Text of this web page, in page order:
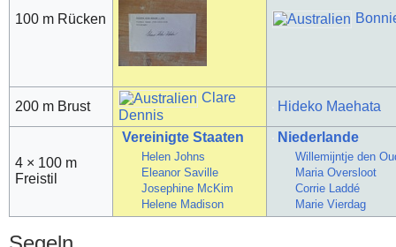
100 m Rücken
200 m Brust
Clare
Dennis
Hideko Maehata
4 × 100 m
Freistil
Vereinigte Staaten
Helen Johns
Eleanor Saville
Josephine McKim
Helene Madison
Niederlande
Willemijntje den
Maria Oversloot
Corrie Laddé
Marie Vierdag